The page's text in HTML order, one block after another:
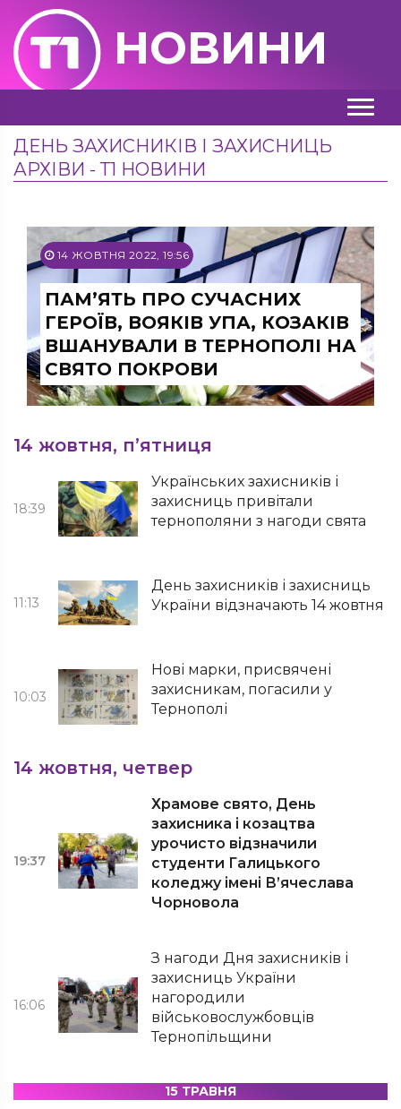
НОВИНИ
ДЕНЬ ЗАХИСНИКІВ І ЗАХИСНИЦЬ
АРХІВИ - Т1 НОВИНИ
14 ЖОВТНЯ 2022, 19:56
ПАМ’ЯТЬ ПРО СУЧАСНИХ
ГЕРОЇВ, ВОЯКІВ УПА, КОЗАКІВ
ВШАНУВАЛИ В ТЕРНОПОЛІ НА
СВЯТО ПОКРОВИ
14 жовтня, п’ятниця
18:39
Українських захисників і
захисниць привітали
тернополяни з нагоди свята
11:13
День захисників і захисниць
України відзначають 14 жовтня
10:03
Нові марки, присвячені
захисникам, погасили у
Тернополі
14 жовтня, четвер
19:37
Храмове свято, День
захисника і козацтва
урочисто відзначили
студенти Галицького
коледжу імені В’ячеслава
Чорновола
16:06
З нагоди Дня захисників і
захисниць України
нагородили
військовослужбовців
Тернопільщини
15 ТРАВНЯ